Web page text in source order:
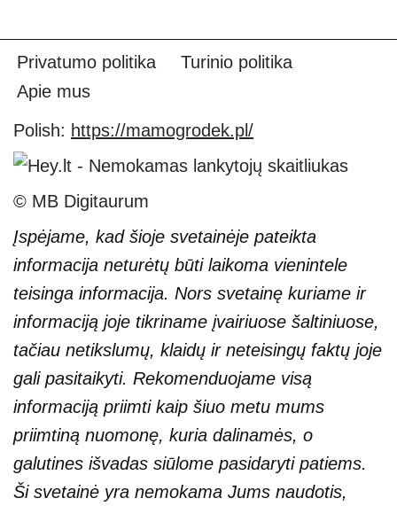
Privatumo politika
Turinio politika
Apie mus
Polish: https://mamogrodek.pl/
© MB Digitaurum
Įspėjame, kad šioje svetainėje pateikta
informacija neturėtų būti laikoma vienintele
teisinga informacija. Nors svetainę kuriame ir
informaciją joje tikriname įvairiuose šaltiniuose,
tačiau netikslumų, klaidų ir neteisingų faktų joje
gali pasitaikyti. Rekomenduojame visą
informaciją priimti kaip šiuo metu mums
priimtiną nuomonę, kuria dalinamės, o
galutines išvadas siūlome pasidaryti patiems.
Ši svetainė yra nemokama Jums naudotis,